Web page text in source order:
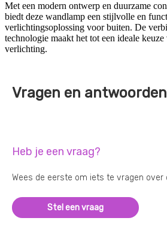
Met een modern ontwerp en duurzame
biedt deze wandlamp een stijlvolle en
verlichtingsoplossing voor buiten. De
technologie maakt het tot een ideale
verlichting.
Vragen en antwoorden
Heb je een vraag?
Wees de eerste om iets te vragen over
Stel een vraag